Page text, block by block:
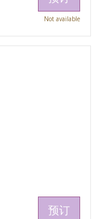
Not available
预订